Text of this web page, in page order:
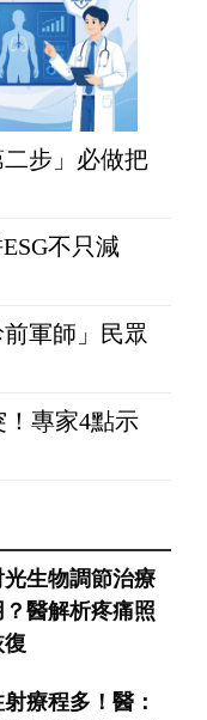
步」必做把
不只減
軍師」民眾
專家4點示
生物調節治療
醫解析疼痛照
療程多！醫：